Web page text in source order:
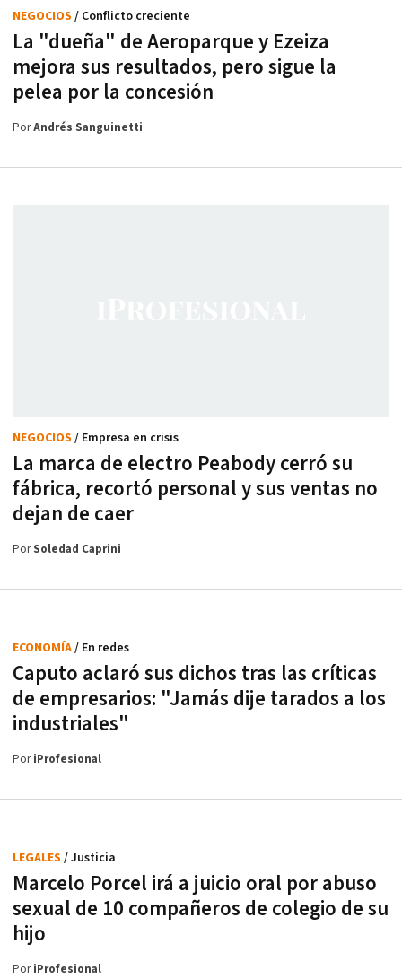
La "dueña" de Aeroparque y Ezeiza
mejora sus resultados, pero sigue la
pelea por la concesión
NEGOCIOS / Conflicto creciente
PorAndrés Sanguinetti
La marca de electro Peabody cerró su
fábrica, recortó personal y sus ventas no
dejan de caer
NEGOCIOS / Empresa en crisis
PorSoledad Caprini
Caputo aclaró sus dichos tras las críticas
de empresarios: "Jamás dije tarados a los
industriales"
ECONOMÍA/ En redes
PoriProfesional
Marcelo Porcel irá a juicio oral por abuso
sexual de 10 compañeros de colegio de su
hijo
LEGALES / Justicia
PoriProfesional